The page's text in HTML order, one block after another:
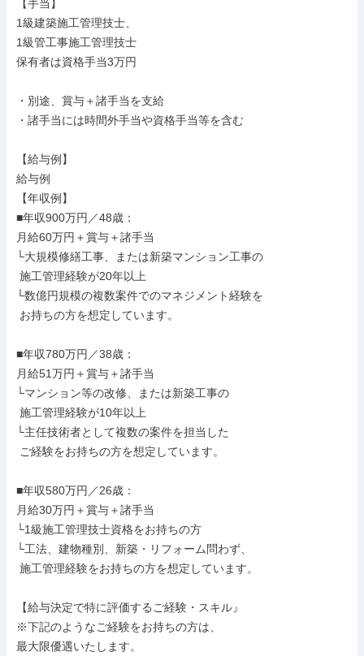
【手当】
1級建築施工管理技士、
1級管工事施工管理技士
保有者は資格手当3万円
・別途、賞与＋諸手当を支給
・諸手当には時間外手当や資格手当等を含む
【給与例】
給与例
【年収例】
■年収900万円／48歳：
月給60万円＋賞与＋諸手当
└大規模修繕工事、または新築マンション工事の
└数億円規模の複数案件でのマネジメント経験を
■年収780万円／38歳：
月給51万円＋賞与＋諸手当
└マンション等の改修、または新築工事の
└主任技術者として複数の案件を担当した
■年収580万円／26歳：
月給30万円＋賞与＋諸手当
└1級施工管理技士資格をお持ちの方
└工法、建物種別、新築・リフォーム問わず、
【給与決定で特に評価するご経験・スキル』
※下記のようなご経験をお持ちの方は、
最大限優遇いたします。